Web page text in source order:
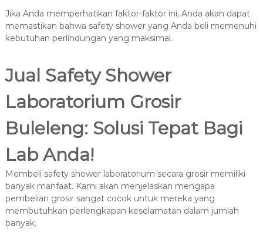
Jika Anda memperhatikan faktor-faktor ini, Anda akan dapat
memastikan bahwa safety shower yang Anda beli memenuhi
kebutuhan perlindungan yang maksimal.
Jual Safety Shower
Laboratorium Grosir
Buleleng: Solusi Tepat Bagi
Lab Anda!
Membeli safety shower laboratorium secara grosir memiliki
banyak manfaat. Kami akan menjelaskan mengapa
pembelian grosir sangat cocok untuk mereka yang
membutuhkan perlengkapan keselamatan dalam jumlah
banyak.